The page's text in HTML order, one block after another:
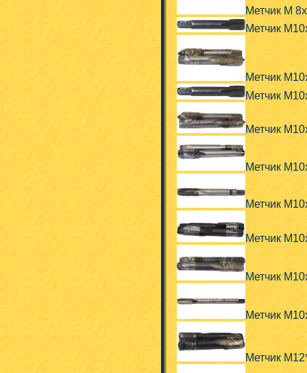
Метчик М
Метчик
Метчик
Метчик
Метчик
Метчик
Метчик
Метчик
Метчик
Метчик
Метчик